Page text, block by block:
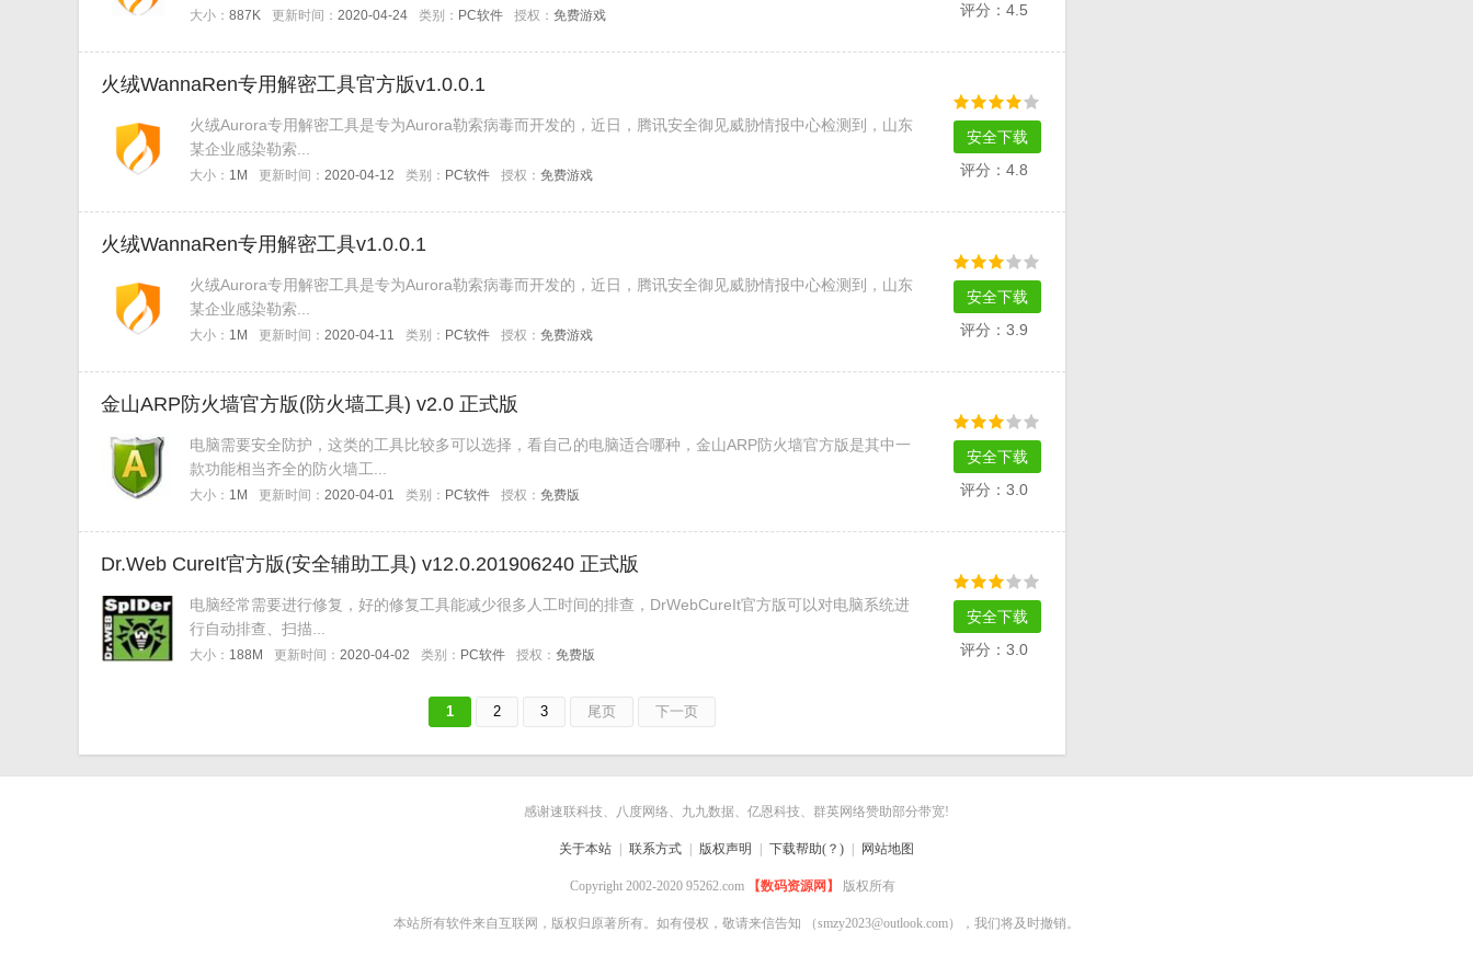
大小： 887K 更新时间： 2020-04-24 类别： PC软件 授权： 免费游戏
评分：4.5
火绒WannaRen专用解密工具官方版v1.0.0.1
火绒Aurora专用解密工具是专为Aurora勒索病毒而开发的，近日，腾讯安全御见威胁情报中心检测到，山东
某企业感染勒索...
大小： 1M 更新时间： 2020-04-12 类别： PC软件 授权： 免费游戏
安全下载
评分：4.8
火绒WannaRen专用解密工具v1.0.0.1
火绒Aurora专用解密工具是专为Aurora勒索病毒而开发的，近日，腾讯安全御见威胁情报中心检测到，山东
某企业感染勒索...
大小： 1M 更新时间： 2020-04-11 类别： PC软件 授权： 免费游戏
安全下载
评分：3.9
金山ARP防火墙官方版(防火墙工具) v2.0 正式版
电脑需要安全防护，这类的工具比较多可以选择，看自己的电脑适合哪种，金山ARP防火墙官方版是其中一
款功能相当齐全的防火墙工...
大小： 1M 更新时间： 2020-04-01 类别： PC软件 授权： 免费版
安全下载
评分：3.0
Dr.Web CureIt官方版(安全辅助工具) v12.0.201906240 正式版
电脑经常需要进行修复，好的修复工具能减少很多人工时间的排查，DrWebCureIt官方版可以对电脑系统进
行自动排查、扫描...
大小： 188M 更新时间： 2020-04-02 类别： PC软件 授权： 免费版
安全下载
评分：3.0
1 2 3 尾页 下一页
感谢速联科技、八度网络、九九数据、亿恩科技、群英网络赞助部分带宽!
关于本站 联系方式 版权声明 下载帮助(？) 网站地图
Copyright 2002-2020 95262.com 【数码资源网】 版权所有
本站所有软件来自互联网，版权归原著所有。如有侵权，敬请来信告知 （smzy2023@outlook.com），我们将及时撤销。